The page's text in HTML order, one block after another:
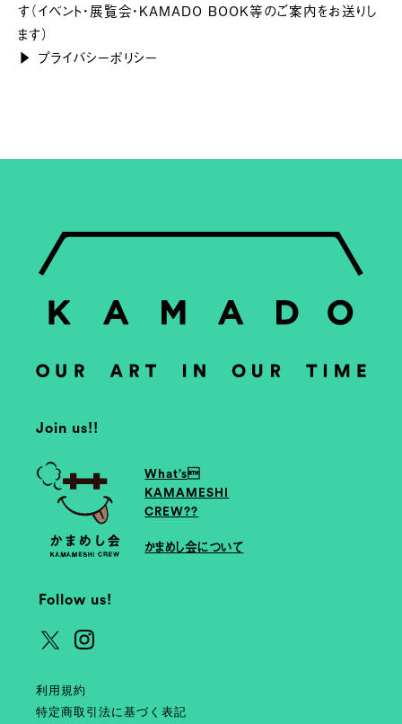
す（イベント・展覧会・KAMADO BOOK等のご案内をお送りし
ます）
▶ プライバシーポリシー
Join us!!
What’s
KAMAMESHI
CREW??
かまめし会について
Follow us!
利用規約
特定商取引法に基づく表記